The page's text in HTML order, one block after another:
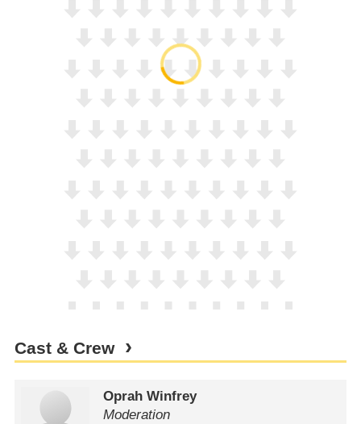
Cast & Crew
Oprah Winfrey
Moderation